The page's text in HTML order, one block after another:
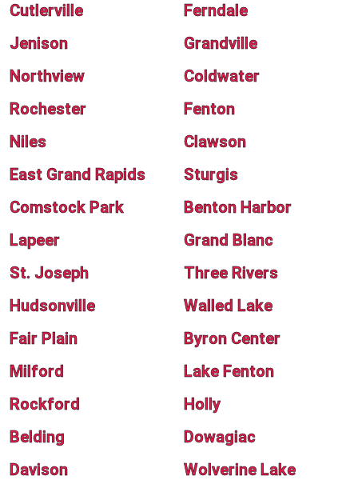
Cutlerville
Ferndale
Jenison
Grandville
Northview
Coldwater
Rochester
Fenton
Niles
Clawson
East Grand Rapids
Sturgis
Comstock Park
Benton Harbor
Lapeer
Grand Blanc
St. Joseph
Three Rivers
Hudsonville
Walled Lake
Fair Plain
Byron Center
Milford
Lake Fenton
Rockford
Holly
Belding
Dowagiac
Davison
Wolverine Lake